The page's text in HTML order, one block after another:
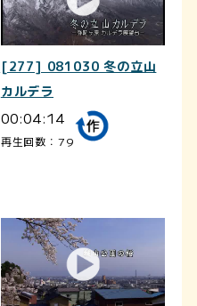
[277] 081030 冬の立山
カルデラ
00:04:14
再生回数：79